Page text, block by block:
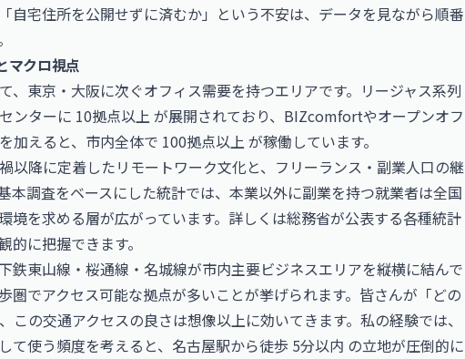
自宅住所を公開せずに済むか」という不安は、データを見ながら順番
マクロ視点
、東京・大阪に次ぐオフィス需要を持つエリアです。リージャス系列
ンターに 10拠点以上 が展開されており、BIZcomfortやオープンオフ
加えると、市内全体で 100拠点以上 が稼働しています。
以降に定着したリモートワーク文化と、フリーランス・副業人口の継
本調査をベースにした統計では、本業以外に副業を持つ就業者は全国
境を求める層が広がっています。詳しくは総務省が公表する各種統計
に把握できます。
鉄東山線・桜通線・名城線が市内主要ビジネスエリアを縦横に結んで
圏でアクセス可能な拠点が多いことが挙げられます。皆さんが「どの
この交通アクセスの良さは想像以上に効いてきます。私の経験では、
て使う頻度を考えると、名古屋駅から徒歩 5分以内 の立地が圧倒的に